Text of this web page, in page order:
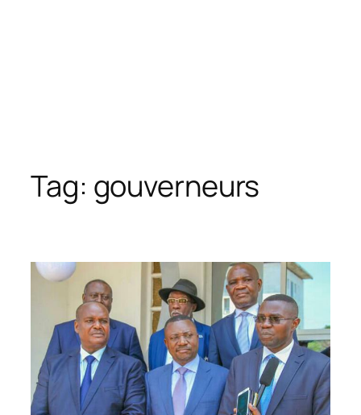
Tag: gouverneurs